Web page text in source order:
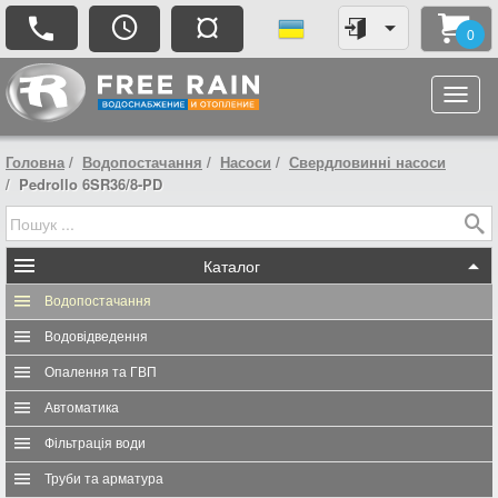
¤ 0
Головна Водопостачання Насоси
Свердловинні насоси
Pedrollo 6SR36/8-PD
Каталог
Водопостачання
Водовідведення
Опалення та ГВП
Автоматика
Фільтрація води
Труби та арматура